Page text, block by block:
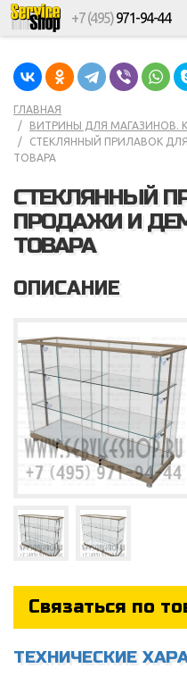
+7 (495)971-94-44
ГЛАВНАЯ
ВИТРИНЫ ДЛЯ МАГАЗИНОВ.
СТЕКЛЯННЫЙ ПРИЛАВОК
ТОВАРА
СТЕКЛЯННЫЙ
ПРОДАЖИ И
ТОВАРА
ОПИСАНИЕ
Связаться по
ТЕХНИЧЕСКИЕ